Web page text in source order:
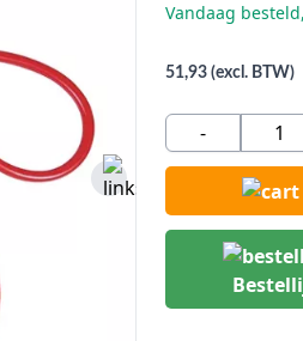
Vandaag
51,93 (excl. BTW)
-